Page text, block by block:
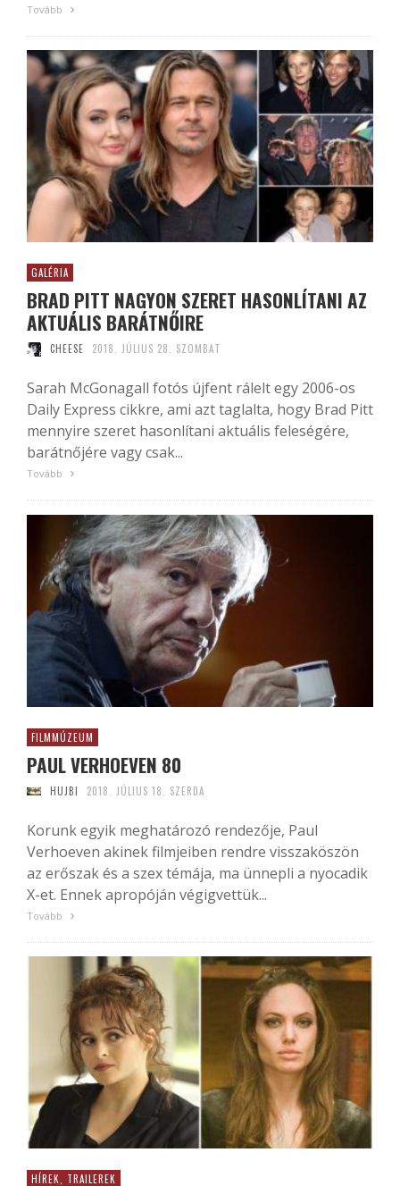
Tovább
GALÉRIA
BRAD PITT NAGYON SZERET HASONLÍTANI AZ
AKTUÁLIS BARÁTNŐIRE
CHEESE 2018. JÚLIUS 28. SZOMBAT
Sarah McGonagall fotós újfent rálelt egy 2006-os
Daily Express cikkre, ami azt taglalta, hogy Brad Pitt
mennyire szeret hasonlítani aktuális feleségére,
barátnőjére vagy csak...
Tovább
FILMMÚZEUM
PAUL VERHOEVEN 80
HUJBI 2018. JÚLIUS 18. SZERDA
Korunk egyik meghatározó rendezője, Paul
Verhoeven akinek filmjeiben rendre visszaköszön
az erőszak és a szex témája, ma ünnepli a nyocadik
X-et. Ennek apropóján végigvettük...
Tovább
HÍREK, TRAILEREK